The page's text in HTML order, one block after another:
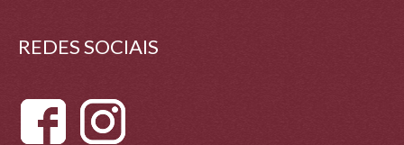
REDES SOCIAIS